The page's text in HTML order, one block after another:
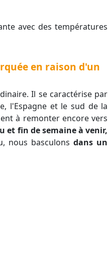
en raison d'un
Il se caractérise par
l'Espagne et le sud de la
à remonter encore vers
et fin de semaine à venir,
nous basculonsdans un